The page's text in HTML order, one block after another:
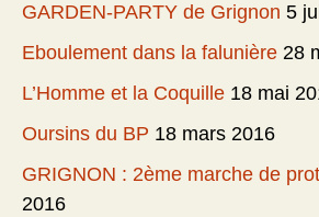
GARDEN-PARTY de Grignon 5
Eboulement dans la falunière 28
L’Homme et la Coquille 18 mai
Oursins du BP 18 mars 2016
GRIGNON : 2ème marche de
2016